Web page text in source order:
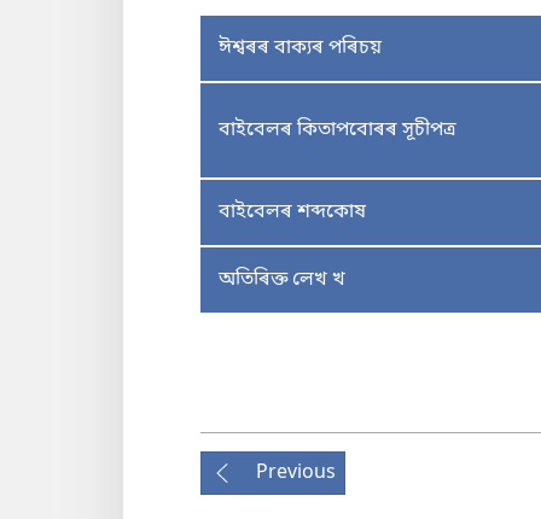
ঈশ্বৰৰ বাক্যৰ পৰিচয়
বাইবেলৰ কিতাপবোৰৰ সূচীপত্ৰ
বাইবেলৰ শব্দকোষ
অতিৰিক্ত লেখ খ
Previous